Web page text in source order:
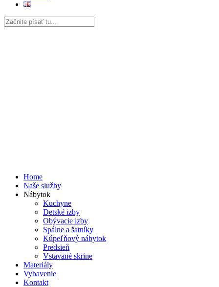
Home
Naše služby
Nábytok
Kuchyne
Detské izby
Obývacie izby
Spálne a šatníky
Kúpeľňový nábytok
Predsieň
Vstavané skrine
Materiály
Vybavenie
Kontakt